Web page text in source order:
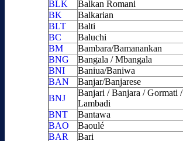
BLK
Balkan Romani
BK
Balkarian
BLT
Balti
BC
Baluchi
BM
Bambara/Bamanankan
BNG
Bangala / Mbangala
BNI
Baniua/Baniwa
BAN
Banjar/Banjarese
BNJ
Banjari / Banjara / Gormati /
Lambadi
BNT
Bantawa
BAO
Baoulé
BAR
Bari